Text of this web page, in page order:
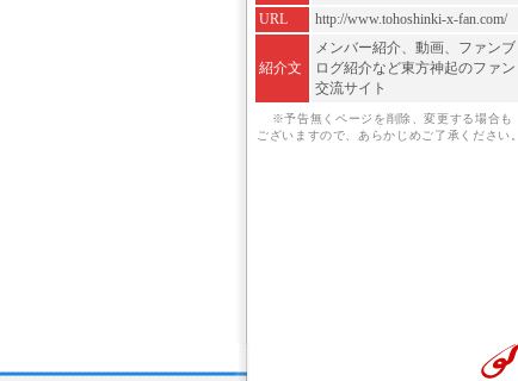
URL
http://www.tohoshinki-x-fan.com/
紹介文
メンバー紹介、動画、ファンブ
ログ紹介など東方神起のファン
交流サイト
※予告無くページを削除、変更する場合も
ございますので、あらかじめご了承ください。